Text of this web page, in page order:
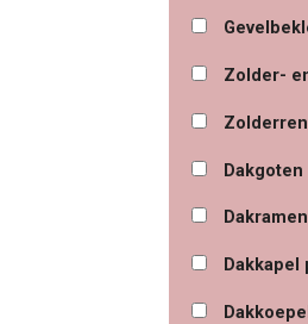
Zolder-
Dakkapel